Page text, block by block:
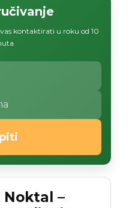
kontaktirati u roku od 10
Noktal –